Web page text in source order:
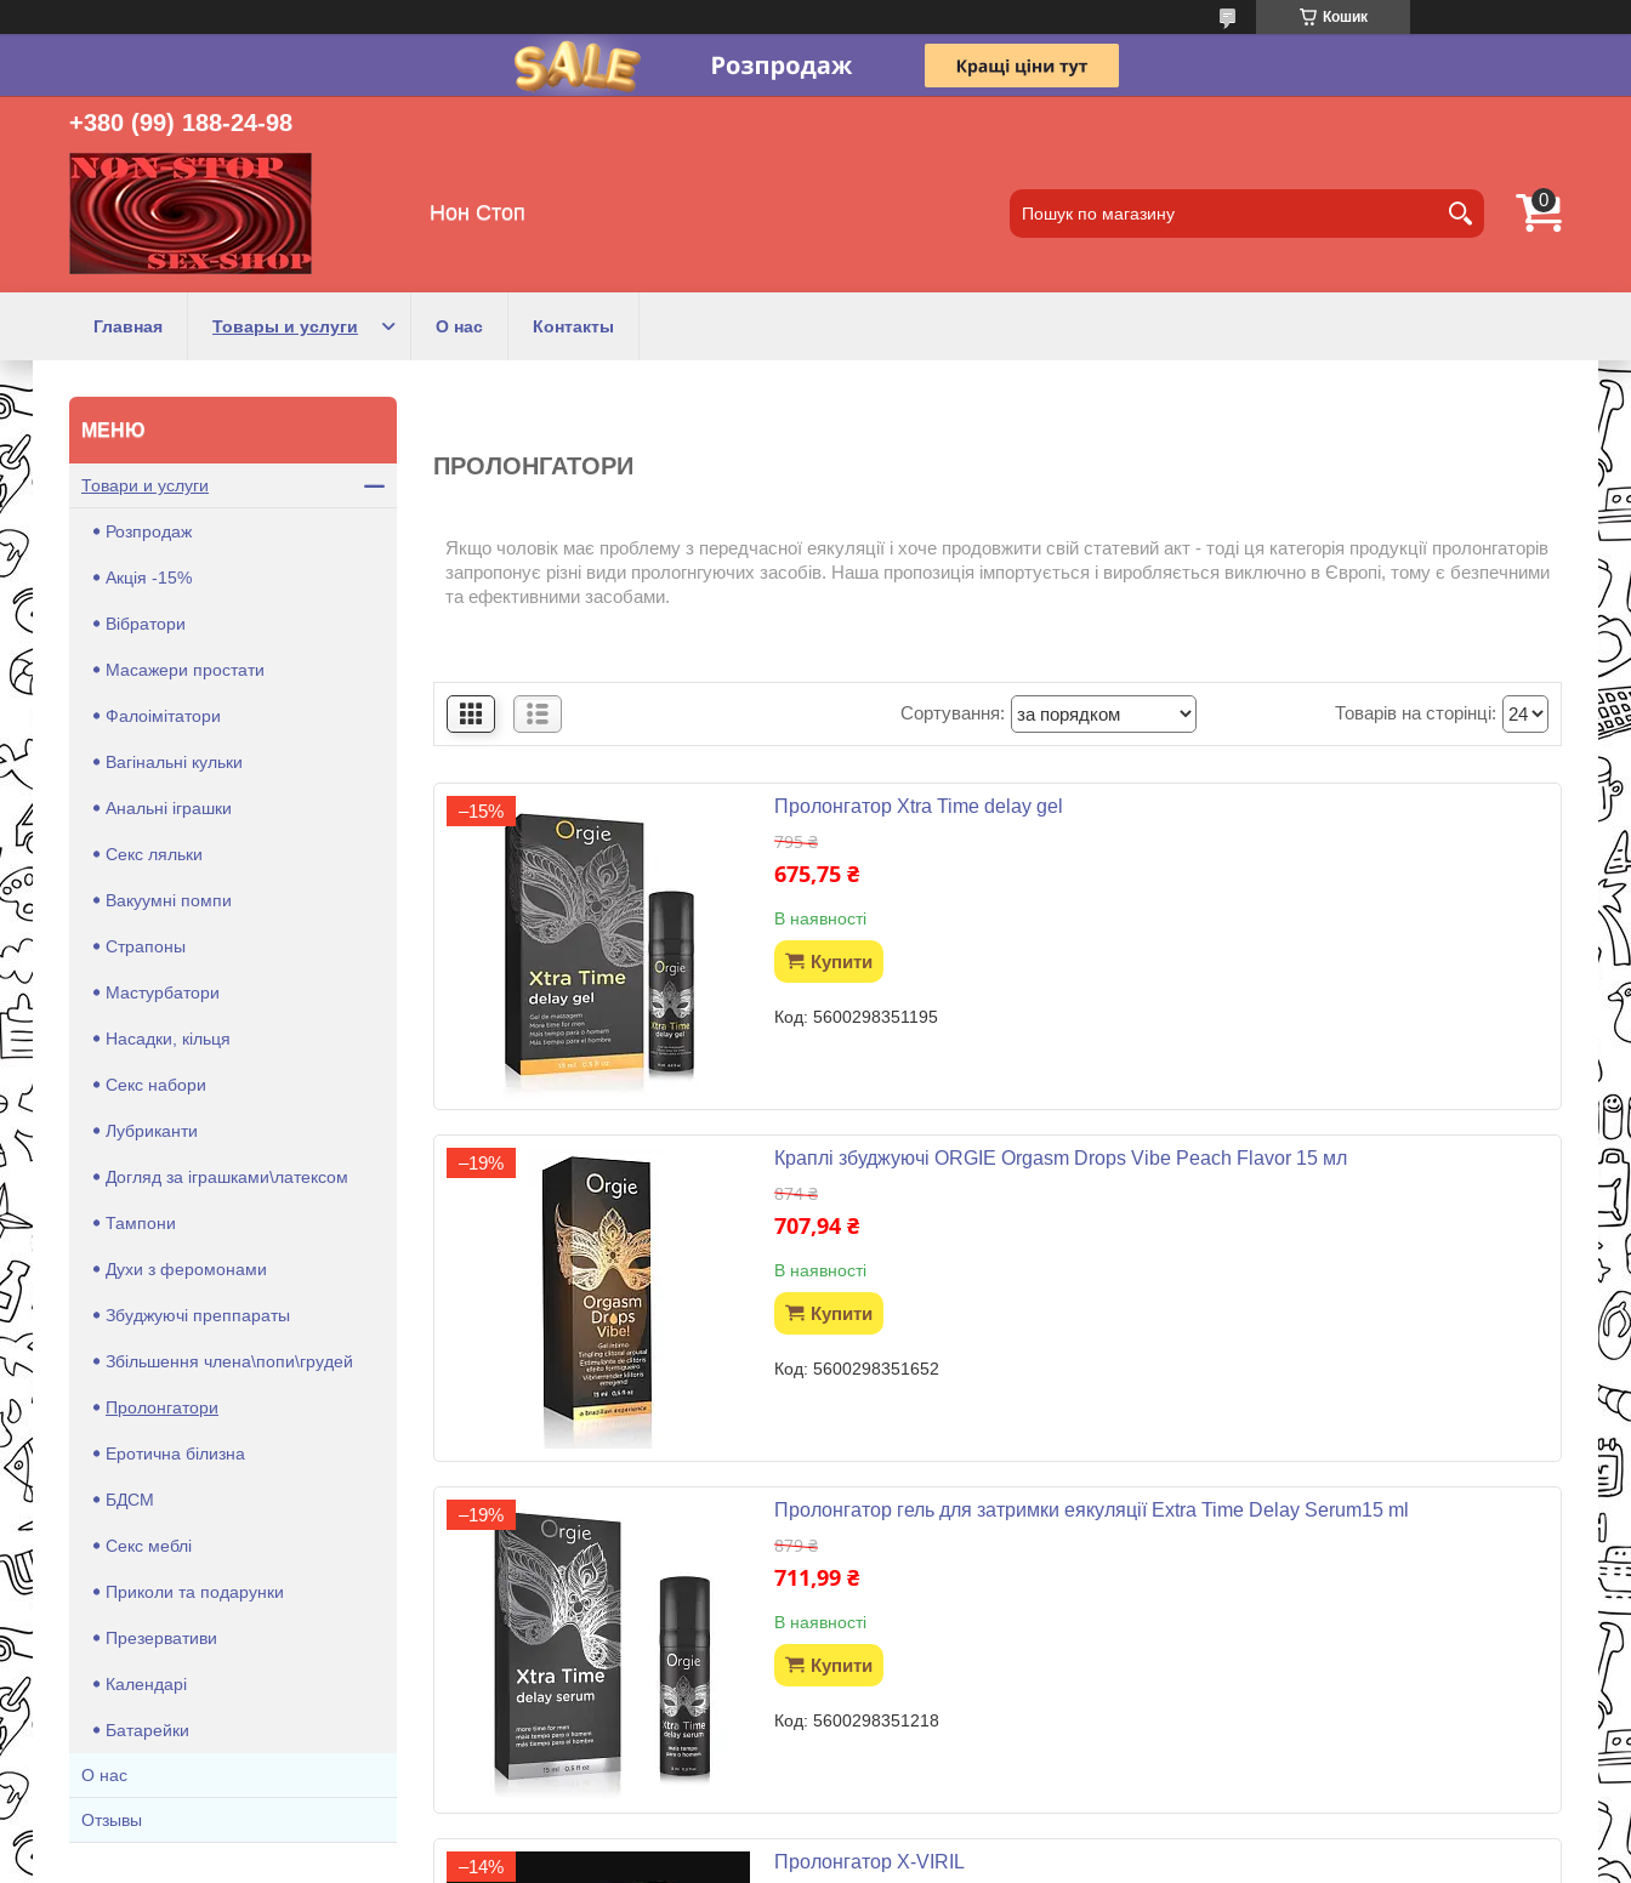
Кошик
+380 (99) 188-24-98
Нон Стоп
Главная Товары и услуги О нас Контакты
ПРОЛОНГАТОРИ
Якщо чоловік має проблему з передчасної еякуляції і хоче продовжити свій статевий акт - тоді ця категорія продукції пролонгаторів
запропонує різні види прологнгуючих засобів. Наша пропозиція імпортується і виробляється виключно в Європі, тому є безпечними
та ефективними засобами.
–15% Пролонгатор Xtra Time delay gel
795 ₴
675,75 ₴
В наявності
Купити
5600298351195
–19% Краплі збуджуючі ORGIE Orgasm Drops Vibe Peach Flavor 15 мл
874 ₴
707,94 ₴
В наявності
Купити
5600298351652
–19% Пролонгатор гель для затримки еякуляції Extra Time Delay Serum15 ml
879 ₴
711,99 ₴
В наявності
Купити
5600298351218
–14% Пролонгатор X-VIRIL
Товари и услуги
Розпродаж
Акція -15%
Вібратори
Масажери простати
Фалоімітатори
Вагінальні кульки
Анальні іграшки
Секс ляльки
Вакуумні помпи
Страпоны
Мастурбатори
Насадки, кільця
Секс набори
Лубриканти
Догляд за іграшками\латексом
Тампони
Духи з феромонами
Збуджуючі преппараты
Збільшення члена\попи\грудей
Пролонгатори
Еротична білизна
БДСМ
Секс меблі
Приколи та подарунки
Презервативи
Календарі
Батарейки
О нас
Отзывы